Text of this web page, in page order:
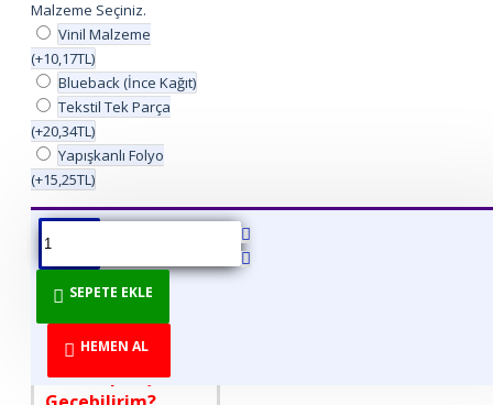
Malzeme Seçiniz.
Vinil Malzeme
(+10,17TL)
Blueback (İnce Kağıt)
Tekstil Tek Parça
(+20,34TL)
Yapışkanlı Folyo
(+15,25TL)
SEPETE EKLE
HEMEN AL
ÜRÜN BILGISI ÜRÜN YORUMLARI
DİREKT ÜRETİCİDEN
TÜKETİCİYE!
Nasıl Sipariş